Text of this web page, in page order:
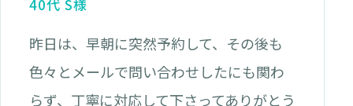
40代 S様
昨日は、早朝に突然予約して、その後も
色々とメールで問い合わせしたにも関わ
らず、丁寧に対応して下さってありがとう